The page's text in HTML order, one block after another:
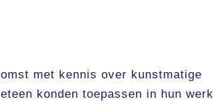
met kennis over kunstmatige
konden toepassen in hun